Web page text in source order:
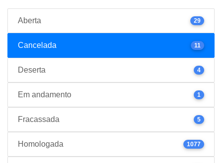
Aberta 29
Cancelada 11
Deserta 4
Em andamento 1
Fracassada 5
Homologada 1077